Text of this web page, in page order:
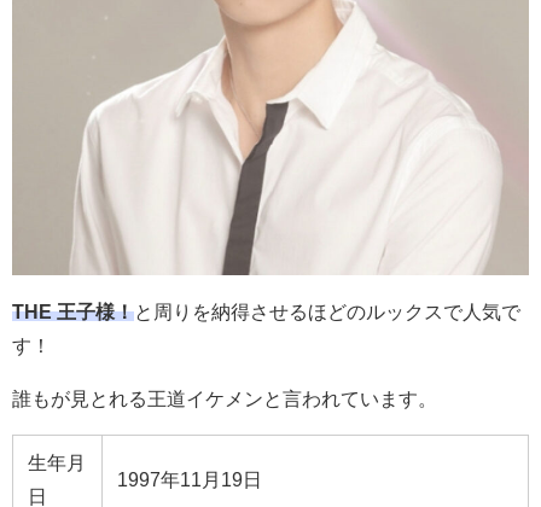
THE 王子様！と周りを納得させるほどのルックスで人気で
す！
誰もが見とれる王道イケメンと言われています。
生年月
日
1997年11月19日